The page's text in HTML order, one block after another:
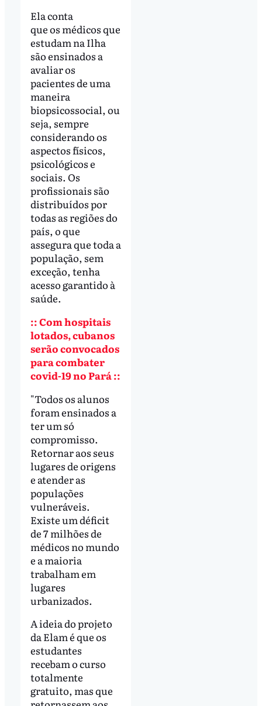
Ela conta
que os médicos que
estudam na Ilha
são ensinados a
avaliar os
pacientes de uma
maneira
biopsicossocial, ou
seja, sempre
considerando os
aspectos físicos,
psicológicos e
sociais. Os
profissionais são
distribuídos por
todas as regiões do
país, o que
assegura que toda a
população, sem
exceção, tenha
acesso garantido à
saúde.
:: Com hospitais
lotados, cubanos
serão convocados
para combater
covid-19 no Pará ::
"Todos os alunos
foram ensinados a
ter um só
compromisso.
Retornar aos seus
lugares de origens
e atender as
populações
vulneráveis.
Existe um déficit
de 7 milhões de
médicos no mundo
e a maioria
trabalham em
lugares
urbanizados.
A ideia do projeto
da Elam é que os
estudantes
recebam o curso
totalmente
gratuito, mas que